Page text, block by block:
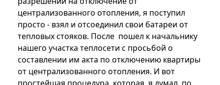
централизованного отопления, я поступил
просто - взял и отсоединил свои батареи от
тепловых стояков. После пошел к начальнику
нашего участка теплосети с просьбой о
составлении им акта по отключению квартиры
от централизованного отопления. И вот